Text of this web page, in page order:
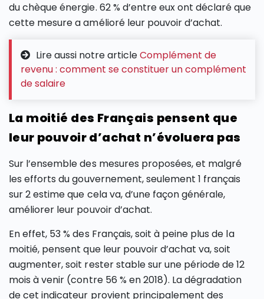
du chèque énergie. 62 % d’entre eux ont déclaré que
cette mesure a amélioré leur pouvoir d’achat.
Lire aussi notre articleComplément de
revenu : comment se constituer un complément
de salaire
La moitié des Français pensent que
leur pouvoir d’achat n’évoluera pas
Sur l’ensemble des mesures proposées, et malgré
les efforts du gouvernement, seulement 1 français
sur 2 estime que cela va, d’une façon générale,
améliorer leur pouvoir d’achat.
En effet, 53 % des Français, soit à peine plus de la
moitié, pensent que leur pouvoir d’achat va, soit
augmenter, soit rester stable sur une période de 12
mois à venir (contre 56 % en 2018). La dégradation
de cet indicateur provient principalement des